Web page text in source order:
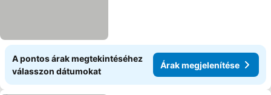
A pontos árak megtekintéséhez
válasszon dátumokat
Árak megjelenítése